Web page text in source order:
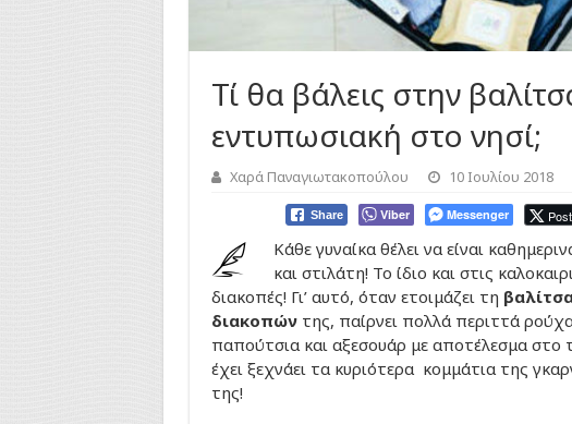
Τί θα βάλεις στην
εντυπωσιακή στο νησί;
Χαρά Παναγιωτακοπούλου 10 Ιουλίου 2018
Share Viber Messenger Post
Κάθε γυναίκα θέλει να είναι
και στιλάτη! Το ίδιο και στις
διακοπές! Γι’ αυτό, όταν ετοιμάζει τη
διακοπώντης, παίρνει πολλά περιττά
παπούτσια και αξεσουάρ με αποτέλεσμα στο
έχει ξεχνάει τα κυριότερα κομμάτια της
της!